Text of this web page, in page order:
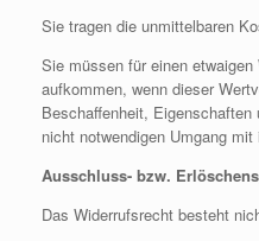
Sie tragen die unmittelbaren
Sie müssen für einen
aufkommen, wenn dieser
Beschaffenheit,
nicht notwendigen Umgang
Ausschluss- bzw.
Das Widerrufsrecht besteht